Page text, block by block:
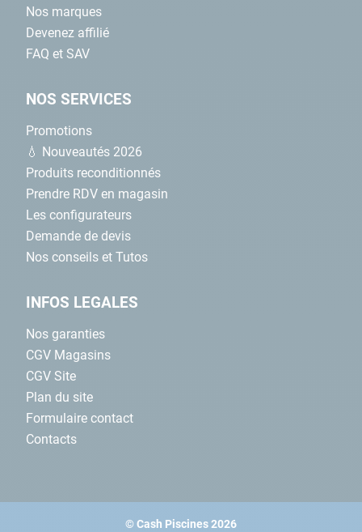
Nos marques
Devenez affilié
FAQ et SAV
NOS SERVICES
Promotions
💧 Nouveautés 2026
Produits reconditionnés
Prendre RDV en magasin
Les configurateurs
Demande de devis
Nos conseils et Tutos
INFOS LEGALES
Nos garanties
CGV Magasins
CGV Site
Plan du site
Formulaire contact
Contacts
© Cash Piscines 2026